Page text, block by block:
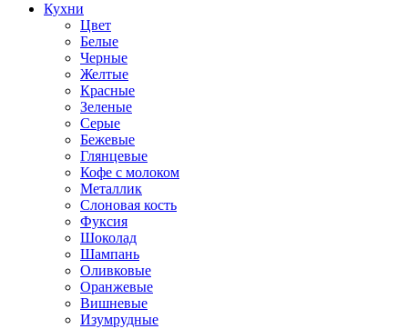
Кухни
Цвет
Белые
Черные
Желтые
Красные
Зеленые
Серые
Бежевые
Глянцевые
Кофе с молоком
Металлик
Слоновая кость
Фуксия
Шоколад
Шампань
Оливковые
Оранжевые
Вишневые
Изумрудные